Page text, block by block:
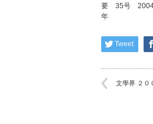
要 35号
年
Tweet
文學界 ２０